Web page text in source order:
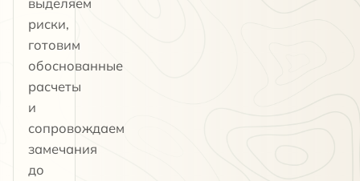
риски,
готовим
обоснованные
расчеты
и
сопровождаем
замечания
до